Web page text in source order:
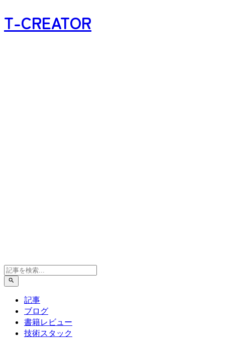
T-CREATOR
記事
ブログ
書籍レビュー
技術スタック